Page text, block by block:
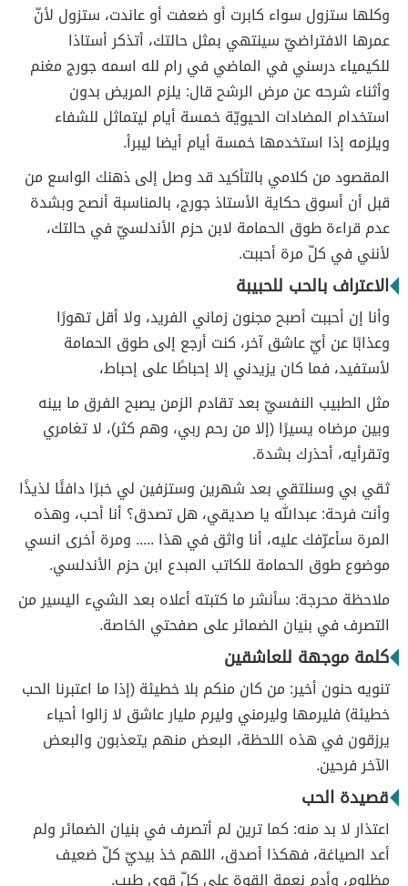
وكلها ستزول سواء كابرت أو ضعفت أو عاندت، ستزول لأنّ
عمرها الافتراضيّ سينتهي بمثل حالتك، أتذكر أستاذا
للكيمياء درسني في الماضي في رام لله اسمه جورج مغنم
وأثناء شرحه عن مرض الرشح قال: يلزم المريض بدون
استخدام المضادات الحيويّة خمسة أيام ليتماثل للشفاء
ويلزمه إذا استخدمها خمسة أيام أيضا ليبرأ.
المقصود من كلامي بالتأكيد قد وصل إلى ذهنك الواسع من
قبل أن أسوق حكاية الأستاذ جورج، بالمناسبة أنصح وبشدة
عدم قراءة طوق الحمامة لابن حزم الأندلسيّ في حالتك،
لأنني في كلّ مرة أحببت.
الاعتراف بالحب للحبيبة
وأنا إن أحببت أصبح مجنون زماني الفريد، ولا أقل تهورًا
وعذابًا عن أيّ عاشق آخر، كنت أرجع إلى طوق الحمامة
لأستفيد، فما كان يزيدني إلا إحباطًا على إحباط،
مثل الطبيب النفسيّ بعد تقادم الزمن يصبح الفرق ما بينه
وبين مرضاه يسيرًا (إلا من رحم ربي، وهم كثر)، لا تغامري
وتقرأيه، أحذرك بشدة.
ثقي بي وسنلتقي بعد شهرين وستزفين لي خبرًا دافئًا لذيذًا
وأنت فرحة: عبدالله يا صديقي، هل تصدق؟ أنا أحب، وهذه
المرة سأعرّفك عليه، أنا واثق في هذا ..... ومرة أخرى انسي
موضوع طوق الحمامة للكاتب المبدع ابن حزم الأندلسي.
ملاحظة محرجة: سأنشر ما كتبته أعلاه بعد الشيء اليسير من
التصرف في بنيان الضمائر على صفحتي الخاصة.
كلمة موجهة للعاشقين
تنويه حنون أخير: من كان منكم بلا خطيئة (إذا ما اعتبرنا الحب
خطيئة) فليرمها وليرمني وليرم مليار عاشق لا زالوا أحياء
يرزقون في هذه اللحظة، البعض منهم يتعذبون والبعض
الآخر فرحين.
قصيدة الحب
اعتذار لا بد منه: كما ترين لم أتصرف في بنيان الضمائر ولم
أعد الصياغة، فهكذا أصدق، اللهم خذ بيديّ كلّ ضعيف
مظلوم، وأدم نعمة القوة على كلّ قوي طيب.